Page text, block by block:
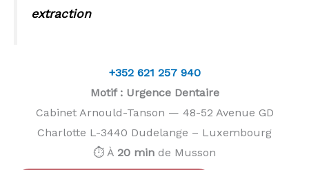
extraction
+352 621 257 940
Motif : Urgence Dentaire
Cabinet Arnould-Tanson — 48-52 Avenue GD
Charlotte L-3440 Dudelange – Luxembourg
⏱️ À 20 min de Musson